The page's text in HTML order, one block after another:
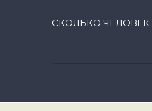
СКОЛЬКО ЧЕЛОВЕК